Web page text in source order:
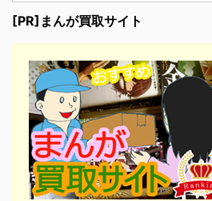
[PR]まんが買取サイト